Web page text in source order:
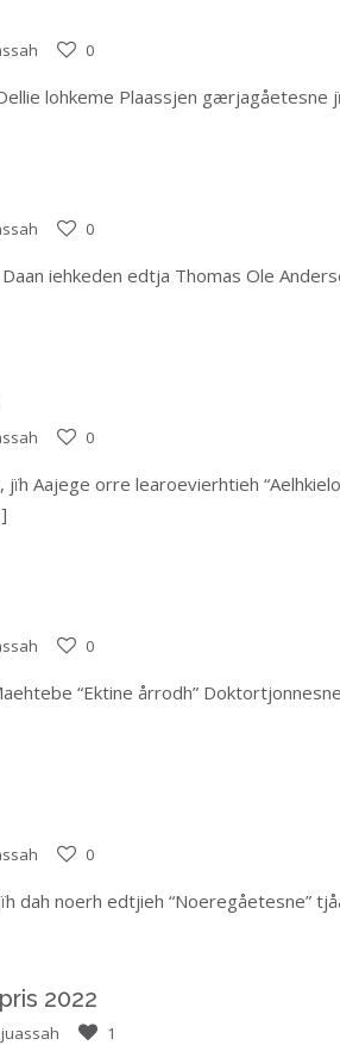
0
lohkeme Plaassjen
0
iehkeden edtja Thomas Ole
0
Aajege orre learoevierhtieh
0
“Ektine årrodh”
0
dah noerh edtjieh “Noeregåetesne”
2022
1